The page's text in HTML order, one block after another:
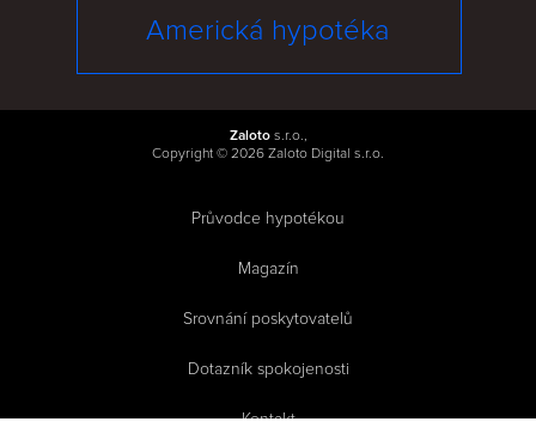
Americká hypotéka
Zalotos.r.o.,
Copyright © 2026 Zaloto Digital s.r.o.
Průvodce hypotékou
Magazín
Srovnání poskytovatelů
Dotazník spokojenosti
Kontakt